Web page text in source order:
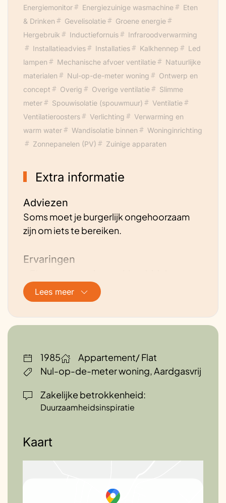
Energiemonitor
Energiezuinige wasmachine
Eten
& Drinken
Gevelisolatie
Groene energie
Hergebruik
Inductiefornuis
Infraroodverwarming
Installatieadvies
Installaties Kalkhennep
Led
lampen
Mechanische afvoer ventilatie
Natuurlijke
materialen
Nul-op-de-meter woning
Ontwerp en
concept
Overig Overige ventilatie
Slimme
meter
Spouwisolatie (spouwmuur)
Ventilatie
Ventilatieroosters
Verlichting
Verwarming en
warm water
Wandisolatie binnen
Woninginrichting
Zonnepanelen (PV)
Zuinige apparaten
Extra informatie
Adviezen
Soms moet je burgerlijk ongehoorzaam
zijn om iets te bereiken.
Ervaringen
Toekomstplannen
Het concept wordt i.s.m. de
aan willen sluiten.
Lees meer
1985
Appartement/ Flat
Nul-op-de-meter woning, Aardgasvrij
Zakelijke betrokkenheid:
Duurzaamheidsinspiratie
Kaart